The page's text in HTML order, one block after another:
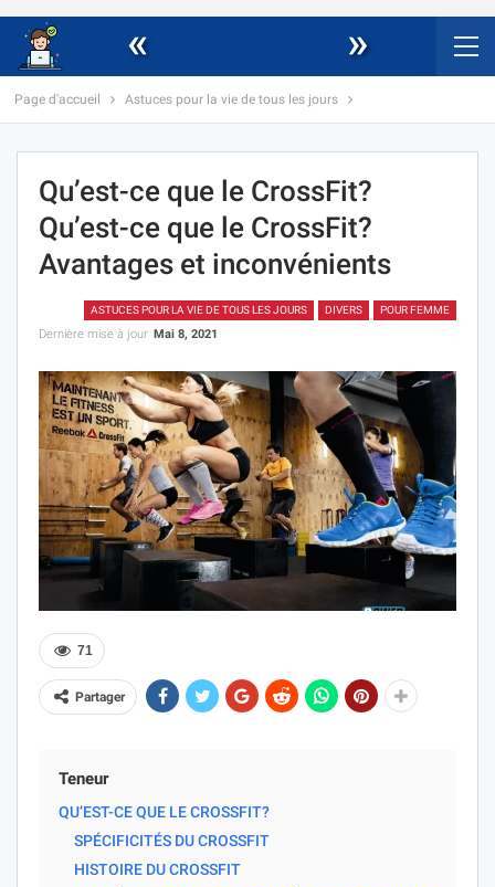
« »
Page d'accueil Astuces pour la vie de tous les jours
Qu’est-ce que le CrossFit?
Qu’est-ce que le CrossFit?
Avantages et inconvénients
ASTUCES POUR LA VIE DE TOUS LES JOURS DIVERS POUR FEMME
Dernière mise à jour Mai 8, 2021
71
Partager
Teneur
QU’EST-CE QUE LE CROSSFIT?
SPÉCIFICITÉS DU CROSSFIT
HISTOIRE DU CROSSFIT